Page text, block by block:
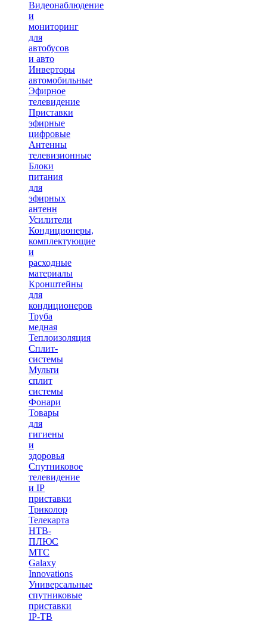
Видеонаблюдение
и
мониторинг
для
автобусов
и авто
Инверторы
автомобильные
Эфирное
телевидение
Приставки
эфирные
цифровые
Антенны
телевизионные
Блоки
питания
для
эфирных
антенн
Усилители
Кондиционеры,
комплектующие
и
расходные
материалы
Кронштейны
для
кондиционеров
Труба
медная
Теплоизоляция
Сплит-
системы
Мульти
сплит
системы
Фонари
Товары
для
гигиены
и
здоровья
Спутниковое
телевидение
и IP
приставки
Триколор
Телекарта
НТВ-
ПЛЮС
МТС
Galaxy
Innovations
Универсальные
спутниковые
приставки
IP-ТВ